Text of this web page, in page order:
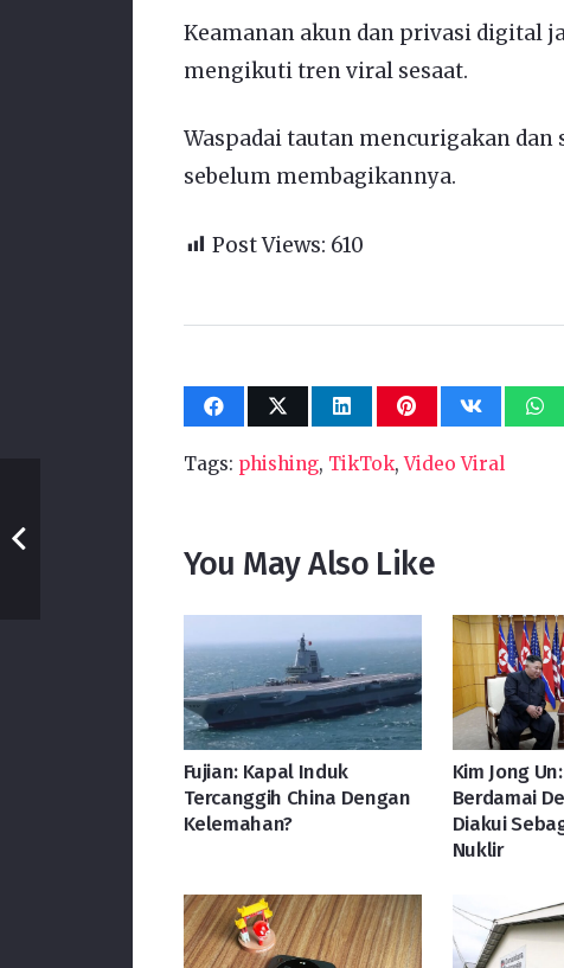
Keamanan akun dan privasi digital
mengikuti tren viral sesaat.
Waspadai tautan mencurigakan
sebelum membagikannya.
Post Views: 610
Tags: phishing, TikTok,Video Viral
You May Also Like
Fujian: Kapal Induk
Tercanggih China Dengan
Kelemahan?
Kim Jong
Berdamai
Diakui
Nuklir